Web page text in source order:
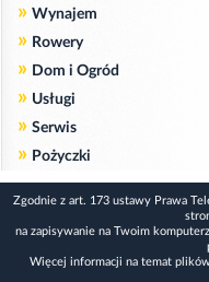
» Wynajem
» Rowery
» Dom i Ogród
» Usługi
» Serwis
» Pożyczki
Zgodnie z art. 173 ustawy Prawa
na zapisywanie na Twoim
Więcej informacji na temat